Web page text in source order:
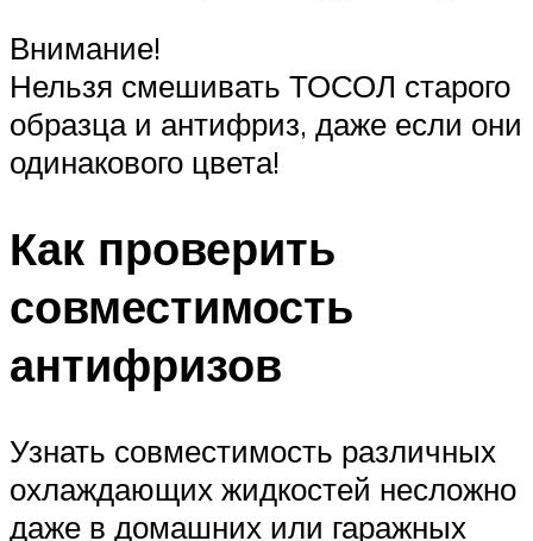
Внимание!
Нельзя смешивать ТОСОЛ старого
образца и антифриз, даже если они
одинакового цвета!
Как проверить
совместимость
антифризов
Узнать совместимость различных
охлаждающих жидкостей несложно
даже в домашних или гаражных